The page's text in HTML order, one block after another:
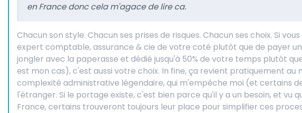
en France donc cela m'agace de lire ca.
Chacun son style. Chacun ses prises de risques. Chacun ses choix. Si
expert comptable, assurance & cie de votre coté plutôt que de payer un
jongler avec la paperasse et dédié jusqu'à 50% de votre temps plutôt
est mon cas), c'est aussi votre choix. In fine, ça revient pratiquement au
complexité administrative légendaire, qui m'empêche moi (et certains
l'étranger. Si le portage existe, c'est bien parce qu'il y a un besoin, et vu
France, certains trouveront toujours leur place pour simplifier ces